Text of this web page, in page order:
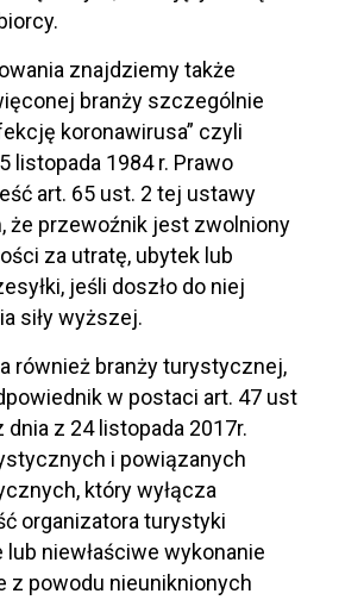
znajdziemy także
branży szczególnie
koronawirusa” czyli
listopada 1984 r. Prawo
art. 65 ust. 2 tej ustawy
że przewoźnik jest zwolniony
za utratę, ubytek lub
jeśli doszło do niej
siły wyższej.
również branży turystycznej,
w postaci art. 47 ust
dnia z 24 listopada 2017r.
i powiązanych
który wyłącza
organizatora turystyki
niewłaściwe wykonanie
z powodu nieuniknionych